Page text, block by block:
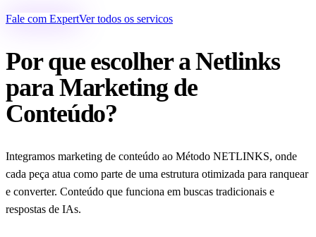
Fale com ExpertVer todos os servicos
Por que escolher a Netlinks
para Marketing de
Conteúdo?
Integramos marketing de conteúdo ao Método NETLINKS, onde
cada peça atua como parte de uma estrutura otimizada para ranquear
e converter. Conteúdo que funciona em buscas tradicionais e
respostas de IAs.